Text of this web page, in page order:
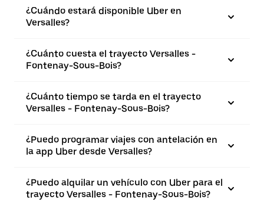
¿Cuándo estará disponible Uber en
Versalles?
¿Cuánto cuesta el trayecto Versalles -
Fontenay-Sous-Bois?
¿Cuánto tiempo se tarda en el trayecto
Versalles - Fontenay-Sous-Bois?
¿Puedo programar viajes con antelación en
la app Uber desde Versalles?
¿Puedo alquilar un vehículo con Uber para el
trayecto Versalles - Fontenay-Sous-Bois?